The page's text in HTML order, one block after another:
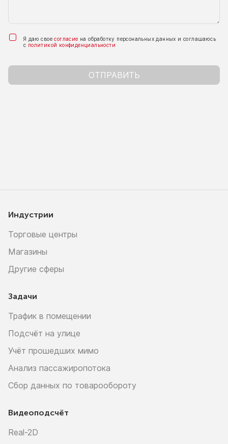
Я даю своесогласие на обработку персональных данных и соглашаюсь
с политикой конфиденциальности
ОТПРАВИТЬ
Индустрии
Торговые центры
Магазины
Другие сферы
Задачи
Трафик в помещении
Подсчёт на улице
Учёт прошедших мимо
Анализ пассажиропотока
Сбор данных по товарообороту
Видеоподсчёт
Real-2D